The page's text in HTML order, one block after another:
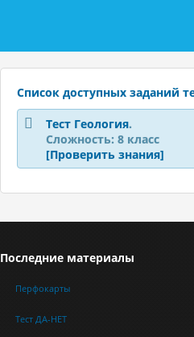
Список доступных заданий
Тест Геология.
Сложность: 8 класс
[Проверить знания]
Последние материалы
Перфокарты
Тест ДА-НЕТ